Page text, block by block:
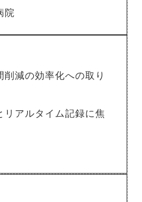
院
減の効率化への取り
アルタイム記録に焦